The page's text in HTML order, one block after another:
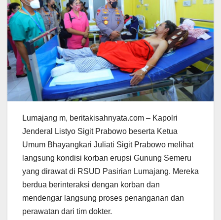
Lumajang m, beritakisahnyata.com – Kapolri
Jenderal Listyo Sigit Prabowo beserta Ketua
Umum Bhayangkari Juliati Sigit Prabowo melihat
langsung kondisi korban erupsi Gunung Semeru
yang dirawat di RSUD Pasirian Lumajang. Mereka
berdua berinteraksi dengan korban dan
mendengar langsung proses penanganan dan
perawatan dari tim dokter.